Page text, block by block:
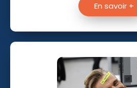
En savoir +